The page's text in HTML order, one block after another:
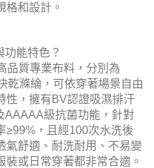
格和設計。
功能特色？
品質專業布料，分別為
乾滌綸，可依穿著場景自由
性，擁有BV認證吸濕排汗
AAAAA級抗菌功能，針對
≥99%，且經100次水洗後
氣舒適、耐洗耐用、不易變
或日常穿著都非常合適。